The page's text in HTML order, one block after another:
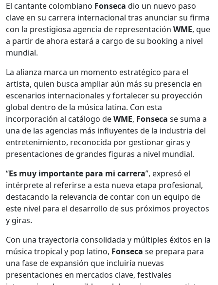
El cantante colombiano Fonseca dio un nuevo paso
clave en su carrera internacional tras anunciar su firma
con la prestigiosa agencia de representación WME, que
a partir de ahora estará a cargo de su booking a nivel
mundial.
La alianza marca un momento estratégico para el
artista, quien busca ampliar aún más su presencia en
escenarios internacionales y fortalecer su proyección
global dentro de la música latina. Con esta
incorporación al catálogo deWME, Fonseca se suma a
una de las agencias más influyentes de la industria del
entretenimiento, reconocida por gestionar giras y
presentaciones de grandes figuras a nivel mundial.
“Es muy importante para mi carrera”, expresó el
intérprete al referirse a esta nueva etapa profesional,
destacando la relevancia de contar con un equipo de
este nivel para el desarrollo de sus próximos proyectos
y giras.
Con una trayectoria consolidada y múltiples éxitos en la
música tropical y pop latino, Fonseca se prepara para
una fase de expansión que incluiría nuevas
presentaciones en mercados clave, festivales